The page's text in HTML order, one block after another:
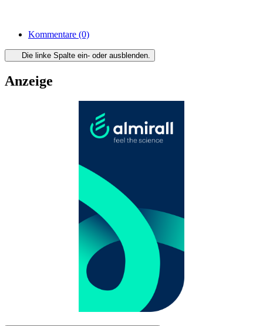
Kommentare (0)
Die linke Spalte ein- oder ausblenden.
Anzeige